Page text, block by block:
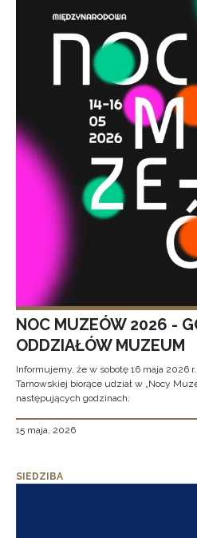
NOC MUZEÓW 2026 -
ODDZIAŁÓW MUZEUM
Informujemy, że w sobotę 16 maja 2026
Tarnowskiej biorące udział w „Nocy
następujących godzinach:
15 maja, 2026
SIEDZIBA